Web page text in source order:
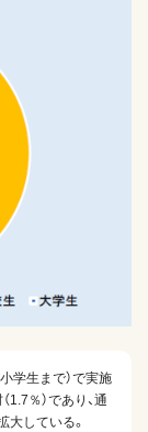
学生まで）で実施
1.7％）であり、通
大している。